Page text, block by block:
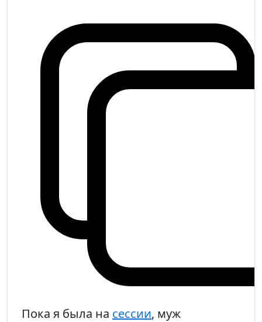
Пока я была на сессии, муж